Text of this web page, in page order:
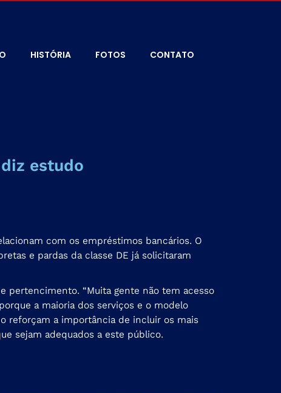
HISTÓRIA FOTOS CONTATO
estudo
com os empréstimos bancários. O
e pardas da classe DE já solicitaram
pertencimento. “Muita gente não tem acesso
a maioria dos serviços e o modelo
reforçam a importância de incluir os mais
sejam adequados a este público.